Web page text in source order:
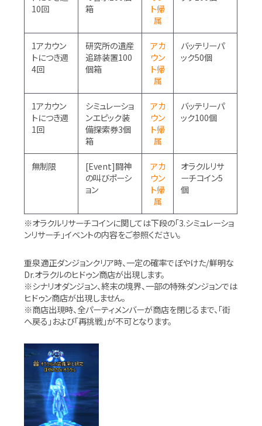
10回
箱
ト帰
属
1アカウン
トにつき週
4回
研究所の遺産
追跡装置100
個箱
アカ
ウン
ト帰
属
バッテリーパ
ック50個
1アカウン
トにつき週
1回
シミュレーショ
ンエピック装
備探索券3個
箱
アカ
ウン
ト帰
属
バッテリーパ
ック100個
無制限
[Event]闘神
の叫びポーシ
ョン
アカ
ウン
ト帰
属
オラクルリサ
ーチコイン5
個
※オラクルリサーチコインに関しては下段の「3.シミュレーショ
ンリサーチ」イベントの内容をご参照ください。
重泉適正ダンジョンクリア時、一定の確率でぼやけた/鮮明な
Dr.オラクルのヒドゥン商店が出現します。
※シナリオダンジョン、終末の境界、一部の特殊ダンジョンでは
ヒドゥン商店が出現しません。
※商店出現時、全パーティメンバーが商店を閉じるまで、「街
へ戻る」および「再挑戦」が不可となります。